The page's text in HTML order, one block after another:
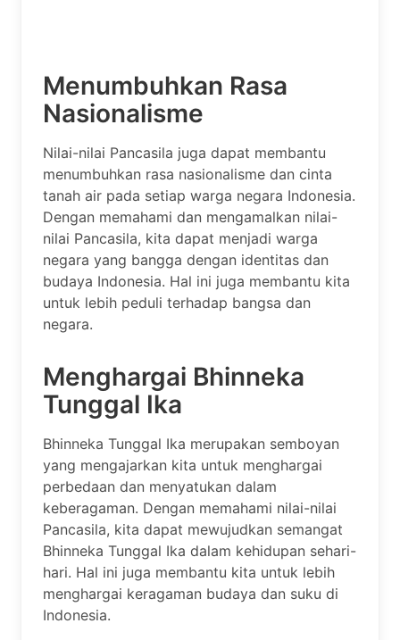
Menumbuhkan Rasa
Nasionalisme
Nilai-nilai Pancasila juga dapat membantu
menumbuhkan rasa nasionalisme dan cinta
tanah air pada setiap warga negara Indonesia.
Dengan memahami dan mengamalkan nilai-
nilai Pancasila, kita dapat menjadi warga
negara yang bangga dengan identitas dan
budaya Indonesia. Hal ini juga membantu kita
untuk lebih peduli terhadap bangsa dan
negara.
Menghargai Bhinneka
Tunggal Ika
Bhinneka Tunggal Ika merupakan semboyan
yang mengajarkan kita untuk menghargai
perbedaan dan menyatukan dalam
keberagaman. Dengan memahami nilai-nilai
Pancasila, kita dapat mewujudkan semangat
Bhinneka Tunggal Ika dalam kehidupan sehari-
hari. Hal ini juga membantu kita untuk lebih
menghargai keragaman budaya dan suku di
Indonesia.